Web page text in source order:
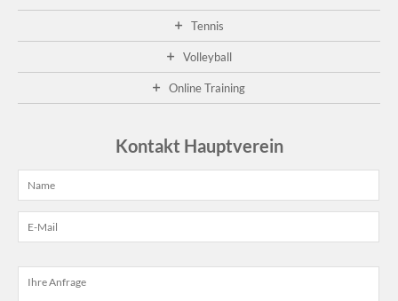
Tennis
Volleyball
Online Training
Kontakt Hauptverein